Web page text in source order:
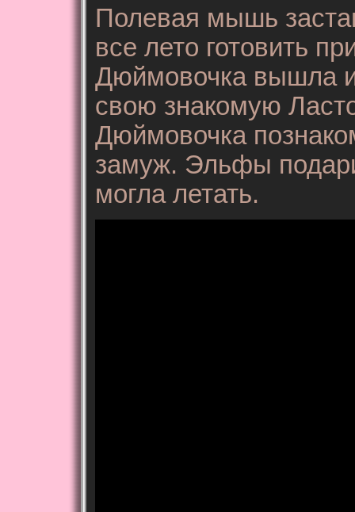
Полевая мышь
все лето готовить
Дюймовочка вышла
свою знакомую
Дюймовочка
замуж. Эльфы
могла летать.